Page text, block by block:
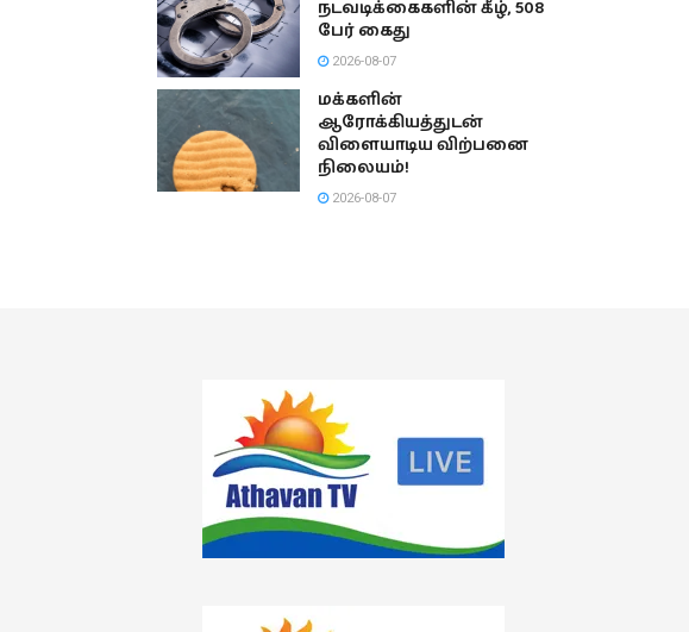
நடவடிக்கைகளின் கீழ், 508
பேர் கைது
2026-08-07
மக்களின்
ஆரோக்கியத்துடன்
விளையாடிய விற்பனை
நிலையம்!
2026-08-07